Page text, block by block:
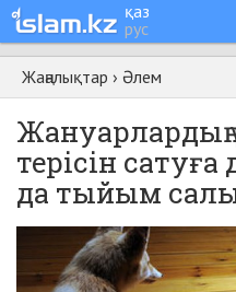
қаз
рус
Жаңалықтар › Әлем
Жануарлардың
терісін
да тыйым